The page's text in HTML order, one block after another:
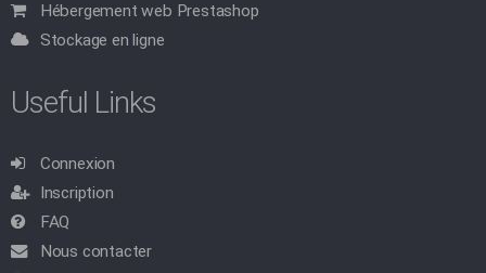
Hébergement web Prestashop
Stockage en ligne
Useful Links
Connexion
Inscription
FAQ
Nous contacter